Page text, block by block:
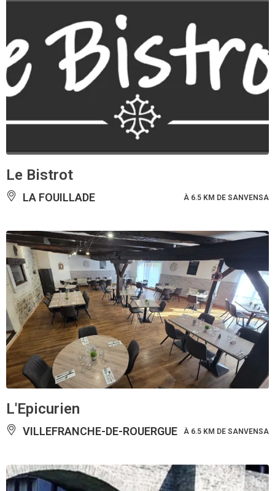
Le Bistrot
LA FOUILLADE À 6.5 KM DE SANVENSA
L'Epicurien
VILLEFRANCHE-DE-ROUERGUE À 6.5 KM DE SANVENSA